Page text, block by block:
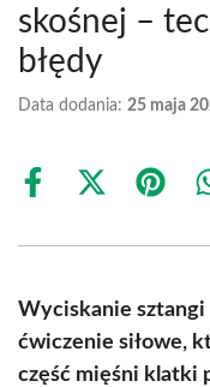
skośnej –
błędy
Data dodania: 25 maja
Share
Share
(Twitter)
Share
Wyciskanie sztangi
ćwiczenie siłowe,
część mięśni klatki